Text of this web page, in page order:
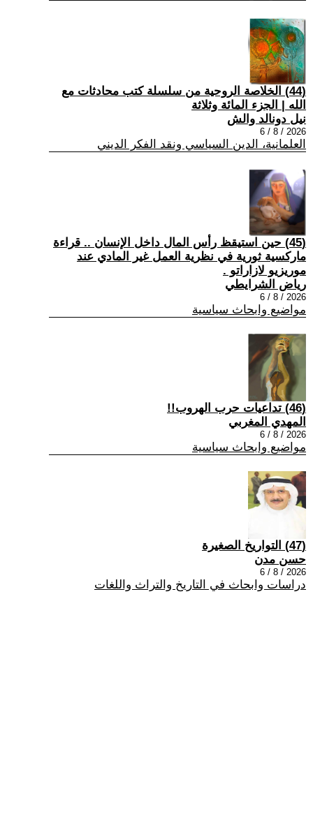
(44) الخلاصة الروحية من سلسلة كتب محادثات مع
الله | الجزء المائة وثلاثة
نيل دونالد والش
2026 / 8 / 6
العلمانية، الدين السياسي ونقد الفكر الديني
(45) حين استيقظ رأس المال داخل الإنسان .. قراءة
ماركسية ثورية في نظرية العمل غير المادي عند
موريزيو لازاراتو .
رياض الشرايطي
2026 / 8 / 6
مواضيع وابحاث سياسية
(46) تداعيات حرب الهروب!!
المهدي المغربي
2026 / 8 / 6
مواضيع وابحاث سياسية
(47) التواريخ الصغيرة
حسن مدن
2026 / 8 / 6
دراسات وابحاث في التاريخ والتراث واللغات